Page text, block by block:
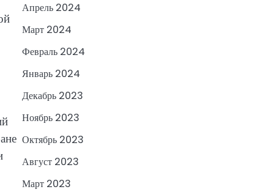
Апрель 2024
Март 2024
Февраль 2024
Январь 2024
Декабрь 2023
Ноябрь 2023
Октябрь 2023
Август 2023
Март 2023